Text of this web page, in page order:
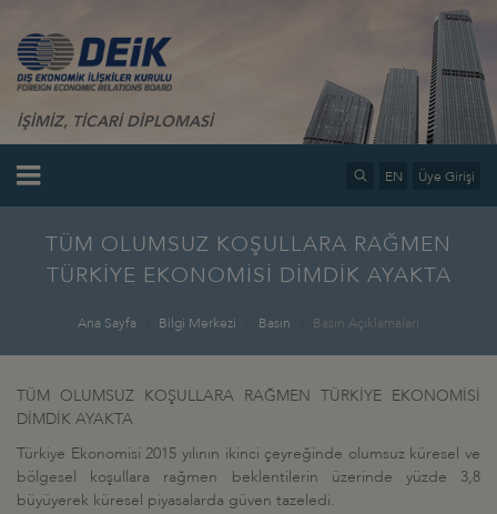
İŞİMİZ, TİCARİ DİPLOMASİ
EN Üye Girişi
TÜM OLUMSUZ KOŞULLARA RAĞMEN
TÜRKİYE EKONOMİSİ DİMDİK AYAKTA
Ana Sayfa Bilgi Merkezi Basın Basın Açıklamaları
TÜM OLUMSUZ KOŞULLARA RAĞMEN TÜRKİYE EKONOMİSİ
DİMDİK AYAKTA
Türkiye Ekonomisi 2015 yılının ikinci çeyreğinde olumsuz küresel ve
bölgesel koşullara rağmen beklentilerin üzerinde yüzde 3,8
büyüyerek küresel piyasalarda güven tazeledi.